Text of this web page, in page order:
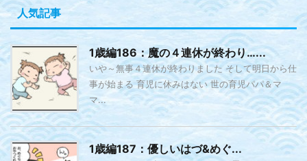
人気記事
1歳編186：魔の４連休が終わり…...
いや～無事４連休が終わりました そして明日から仕
事が始まる 育児に休みはない 世の育児パパ＆マ
マ...
1歳編187：優しいはづ&めぐ...